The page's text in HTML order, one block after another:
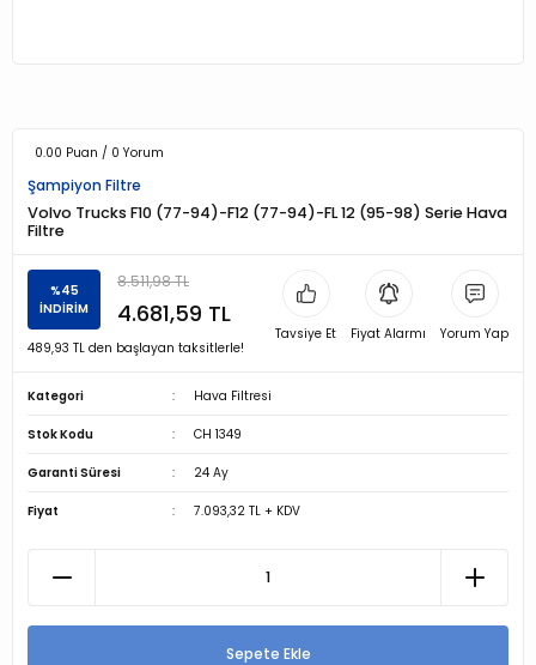
0.00 Puan / 0 Yorum
Şampiyon Filtre
Volvo Trucks F10 (77-94)-F12 (77-94)-FL 12 (95-98) Serie Hava
Filtre
%45
İNDİRİM
8.511,98 TL
4.681,59 TL
489,93 TL den başlayan taksitlerle!
Tavsiye Et Fiyat Alarmı Yorum Yap
Kategori Hava Filtresi
Stok Kodu CH 1349
Garanti Süresi 24 Ay
Fiyat 7.093,32 TL + KDV
Sepete Ekle